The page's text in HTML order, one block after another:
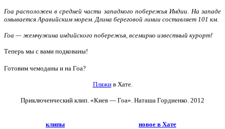
Гоа расположен в средней части западного побережья Индии. На западе
омывается Аравийским морем. Длина береговой линии составляет 101 км.
Гоа — жемчужина индийского побережья, всемирно известный курорт!
Теперь мы с вами подкованы!
Готовим чемоданы и на Гоа?
Пляжив Хате.
Приключенческий клип. «Киев — Гоа». Наташа Гордиенко. 2012
клипы новое в Хате